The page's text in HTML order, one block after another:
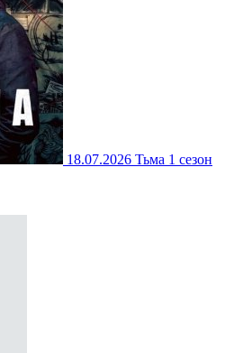
18.07.2026 Тьма 1 сезон